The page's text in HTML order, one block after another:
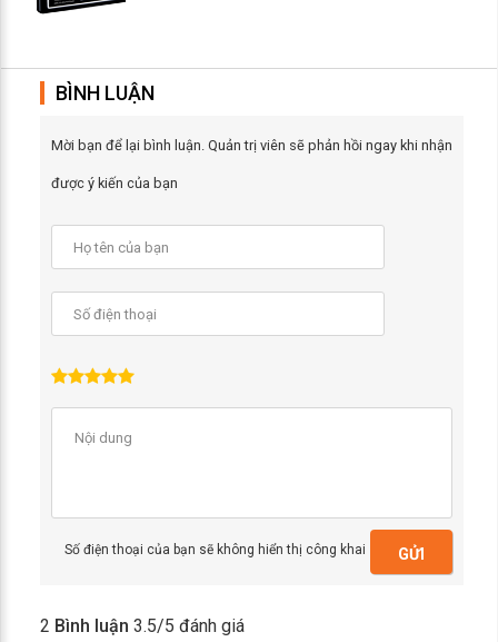
BÌNH LUẬN
Mời bạn để lại bình luận. Quản trị viên sẽ phản hồi ngay khi nhận
được ý kiến của bạn
Số điện thoại của bạn sẽ không hiển thị công khai GỬI
2 Bình luận 3.5/5 đánh giá